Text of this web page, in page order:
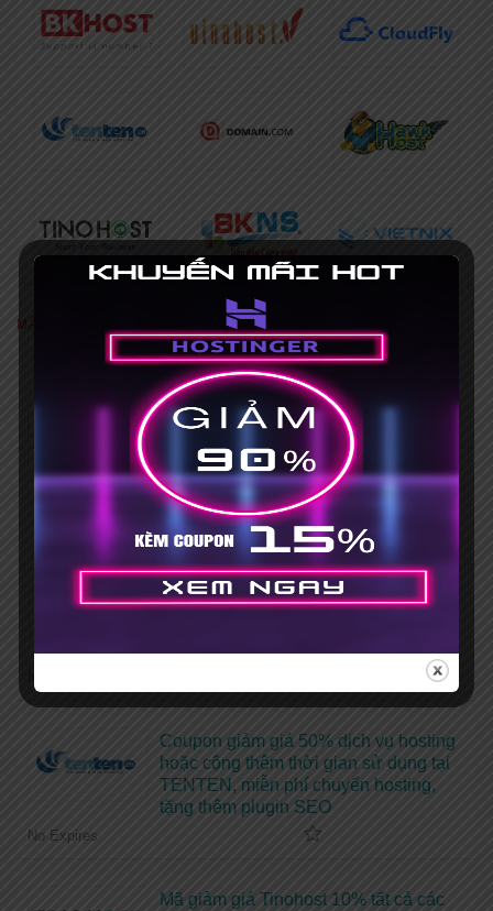
[Khuyến mãi HOT] Coupon Hostinger
giảm giá 75%+ Mã giảm giá 15%
Hết hạn 31/03/2035
Mã giảm giá iNET 30% [HOT], mua
hosting tặng tên miền
No Expires
Mã giảm giá Vietnix 15% khi đăng ký
Coupon giảm giá 50% dịch vụ hosting
hoặc cộng thêm thời gian sử dụng tại
TENTEN, miễn phí chuyển hosting,
tặng thêm plugin SEO
No Expires
Mã giảm giá Tinohost 10% tất cả các